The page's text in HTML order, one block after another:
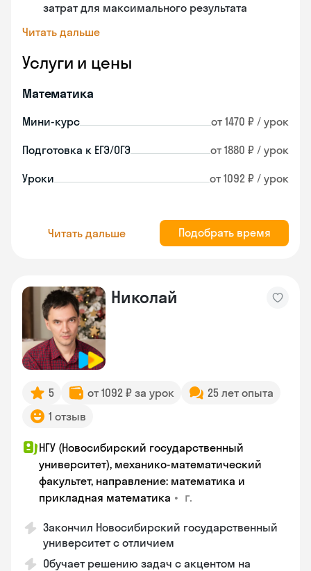
затрат для максимального результата
Читать дальше
Услуги и цены
Математика
Мини-курс от 1470 ₽ / урок
Подготовка к ЕГЭ/ОГЭ от 1880 ₽ / урок
Уроки от 1092 ₽ / урок
Читать дальше Подобрать время
Николай
5 от 1092 ₽ за урок
25 лет опыта
1 отзыв
НГУ (Новосибирский государственный
университет), механико-математический
факультет, направление: математика и
прикладная математика • г.
Закончил Новосибирский государственный
университет с отличием
Обучает решению задач с акцентом на